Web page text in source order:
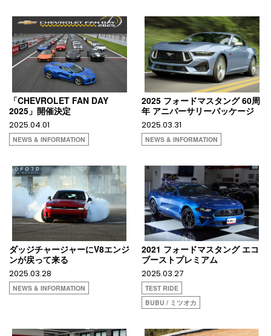
「CHEVROLET FAN DAY
2025」開催決定
2025.04.01
NEWS & INFORMATION
2025 フォードマスタング 60周
年 アニバーサリーパッケージ
2025.03.31
NEWS & INFORMATION
ダッジチャージャーにV8エンジ
ンが戻って来る
2025.03.28
NEWS & INFORMATION
2021 フォードマスタング エコ
ブーストプレミアム
2025.03.27
TEST RIDE
BUBU / ミツオカ